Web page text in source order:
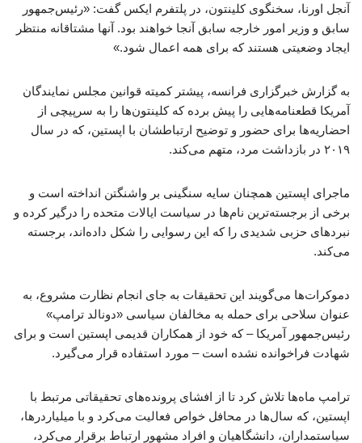
آنجل اورنا، سخنگوی کلینتون، در پلتفرم ایکس گفت: «رئیس‌جمهور
سابق و وزیر امور خارجه سابق آنجا خواهند بود. آنها مشتاقانه منتظر
ایجاد وضعیتی هستند که برای همه اعمال شود.»
به گزارش خبرگزاری فرانسه، پیشتر کمیته قوانین مجلس نمایندگان
آمریکا قطعنامه‌هایی را پیش برده که کلینتون‌ها را به سرپیچی از
احضاریه‌ها برای حضور و توضیح ارتباطشان با اپستین، که در سال
۲۰۱۹ در بازداشت مرد، متهم می‌کند.
ماجرای اپستین همچنان سایه سنگینی بر واشنگتن انداخته است و
برخی از برجسته‌ترین نام‌ها در سیاست ایالات متحده را درگیر کرده و
نبردهای حزبی شدیدی را که این رسوایی را شکل داده‌اند، برجسته
می‌کند.
دموکرات‌ها می‌گویند این تحقیقات به جای انجام نظارت مشروع، به
عنوان سلاحی برای حمله به مخالفان سیاسی «دونالد ترامپ»
رئیس‌جمهور آمریکا – که خود از همکاران قدیمی اپستین است و برای
شهادت فراخوانده نشده است – مورد استفاده قرار می‌گیرد.
ترامپ ماه‌ها تلاش کرد تا از افشای پرونده‌های تحقیقاتی مرتبط با
اپستین، که سال‌ها در محافل خواص فعالیت می‌کرد و با میلیاردرها،
سیاستمداران، دانشگاهیان و افراد مشهور ارتباط برقرار می‌کرد،